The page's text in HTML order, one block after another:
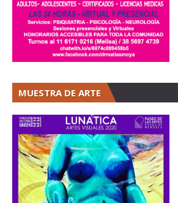
MUESTRA DE ARTE